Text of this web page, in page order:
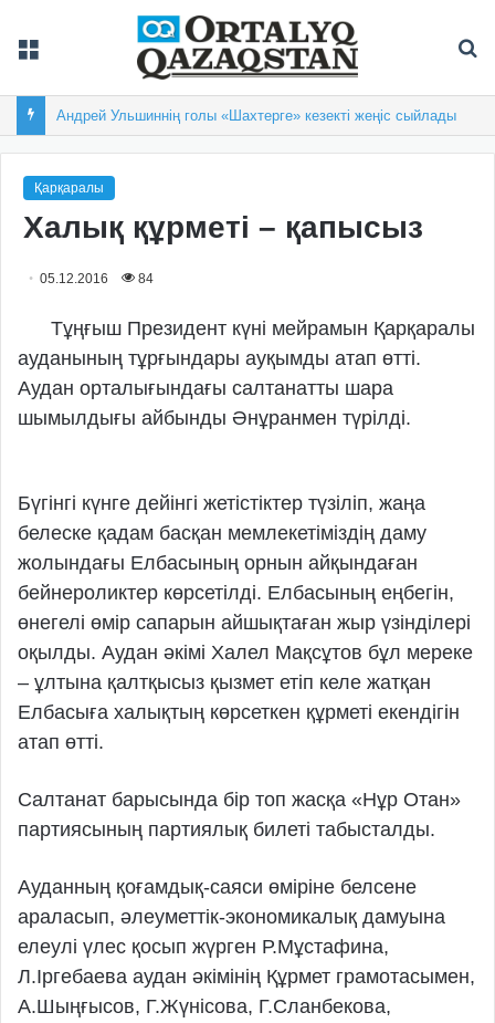
Андрей Ульшиннің голы «Шахтерге» кезекті жеңіс сыйлады
Қарқаралы
Халық құрметі – қапысыз
05.12.2016 84
Тұңғыш Президент күні мейрамын Қарқаралы
ауданының тұрғындары ауқымды атап өтті.
Аудан орталығындағы салтанатты шара
шымылдығы айбынды Әнұранмен түрілді.
Бүгінгі күнге дейінгі жетістіктер түзіліп, жаңа
белеске қадам басқан мемлекетіміздің даму
жолындағы Елбасының орнын айқындаған
бейнероликтер көрсетілді. Елбасының еңбегін,
өнегелі өмір сапарын айшықтаған жыр үзінділері
оқылды. Аудан әкімі Халел Мақсұтов бұл мереке
– ұлтына қалтқысыз қызмет етіп келе жатқан
Елбасыға халықтың көрсеткен құрметі екендігін
атап өтті.
Салтанат барысында бір топ жасқа «Нұр Отан»
партиясының партиялық билеті табысталды.
Ауданның қоғамдық-саяси өміріне белсене
араласып, әлеуметтік-экономикалық дамуына
елеулі үлес қосып жүрген Р.Мұстафина,
Л.Іргебаева аудан әкімінің Құрмет грамотасымен,
А.Шыңғысов, Г.Жүнісова, Г.Сланбекова,